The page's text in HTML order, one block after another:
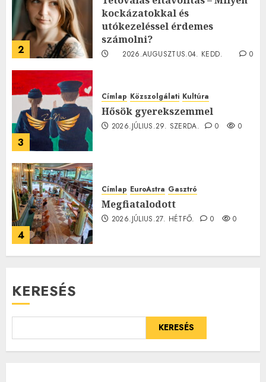
2
kockázatokkal és
utókezeléssel érdemes
számolni?
2026.AUGUSZTUS.04. KEDD.
0
3
Címlap Közszolgálati Kultúra
Hősök gyerekszemmel
2026.JÚLIUS.29. SZERDA. 0 0
4
Címlap EuroAstra Gasztró
Megfiatalodott
2026.JÚLIUS.27. HÉTFŐ. 0 0
KERESÉS
KERESÉS